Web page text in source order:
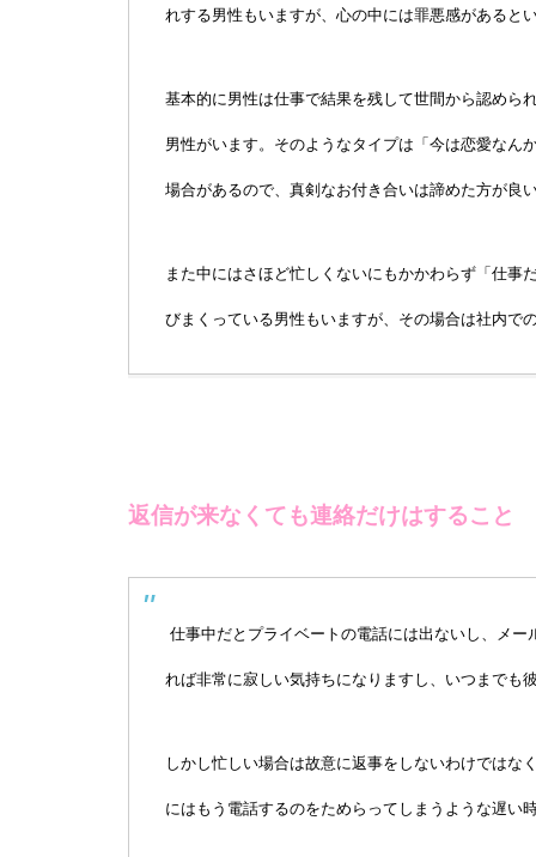
れする男性もいますが、心の中には罪悪感があると
基本的に男性は仕事で結果を残して世間から認めら
男性がいます。そのようなタイプは「今は恋愛なん
場合があるので、真剣なお付き合いは諦めた方が良
また中にはさほど忙しくないにもかかわらず「仕事
びまくっている男性もいますが、その場合は社内で
返信が来なくても連絡だけはすること
仕事中だとプライベートの電話には出ないし、メ
れば非常に寂しい気持ちになりますし、いつまでも
しかし忙しい場合は故意に返事をしないわけではな
にはもう電話するのをためらってしまうような遅い